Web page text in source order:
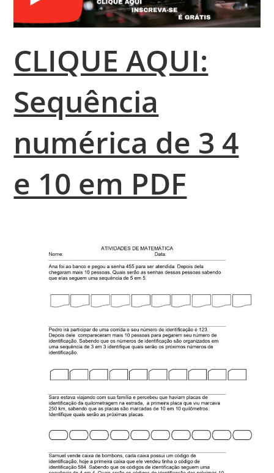
CLIQUE AQUI:
Sequência
numérica de 3 4
e 10 em PDF